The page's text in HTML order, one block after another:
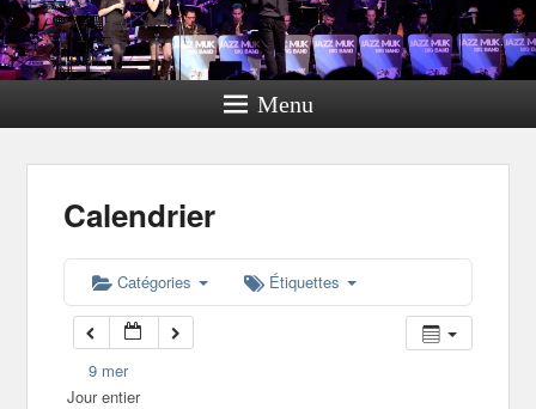
Menu
Calendrier
Catégories Étiquettes
9 mer
Jour entier